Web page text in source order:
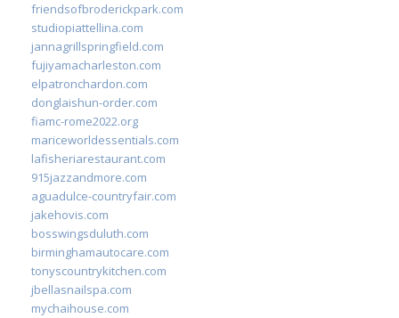
friendsofbroderickpark.com
studiopiattellina.com
jannagrillspringfield.com
fujiyamacharleston.com
elpatronchardon.com
donglaishun-order.com
fiamc-rome2022.org
mariceworldessentials.com
lafisheriarestaurant.com
915jazzandmore.com
aguadulce-countryfair.com
jakehovis.com
bosswingsduluth.com
birminghamautocare.com
tonyscountrykitchen.com
jbellasnailspa.com
mychaihouse.com